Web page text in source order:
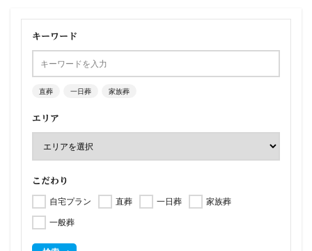
キーワード
直葬 一日葬 家族葬
エリア
こだわり
自宅プラン 直葬 一日葬
家族葬
一般葬